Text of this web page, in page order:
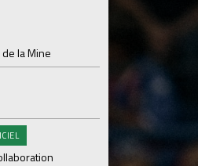
la Mine Informations